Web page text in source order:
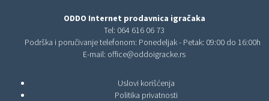
ODDO Internet prodavnica igračaka
Tel: 064 616 06 73
Podrška i poručivanje telefonom: Ponedeljak - Petak: 09:00 do 16:00h
E-mail: office@oddoigracke.rs
Uslovi korišćenja
Politika privatnosti